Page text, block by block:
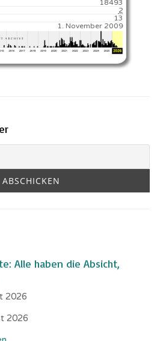
18493️
2
13
1. November 2009
Alle haben die Absicht,
2026
2026